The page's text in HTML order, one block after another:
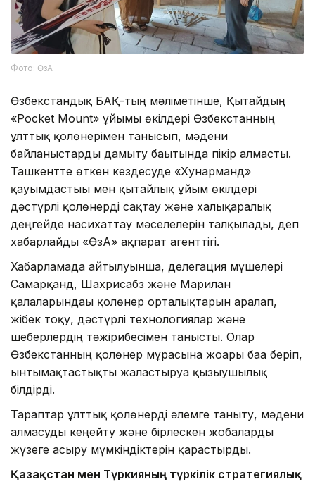
Фото: ӨзА
Өзбекстандық БАҚ-тың мәліметінше, Қытайдың
«Pocket Mount» ұйымы өкілдері Өзбекстанның
ұлттық қолөнерімен танысып, мәдени
байланыстарды дамыту бағытында пікір алмасты.
Ташкентте өткен кездесуде «Хунарманд»
қауымдастығы мен қытайлық ұйым өкілдері
дәстүрлі қолөнерді сақтау және халықаралық
деңгейде насихаттау мәселелерін талқылады, деп
хабарлайды «ӨзА» ақпарат агенттігі.
Хабарламада айтылуынша, делегация мүшелері
Самарқанд, Шахрисабз және Марғилан
қалаларындағы қолөнер орталықтарын аралап,
жібек тоқу, дәстүрлі технологиялар және
шеберлердің тәжірибесімен танысты. Олар
Өзбекстанның қолөнер мұрасына жоғары баға беріп,
ынтымақтастықты жалғастыруға қызығушылық
білдірді.
Тараптар ұлттық қолөнерді әлемге таныту, мәдени
алмасуды кеңейту және бірлескен жобаларды
жүзеге асыру мүмкіндіктерін қарастырды.
Қазақстан мен Түркияның түркілік стратегиялық